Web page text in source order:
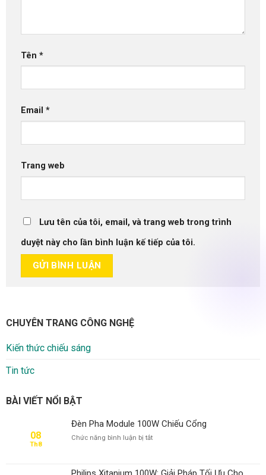
Tên *
Email *
Trang web
Lưu tên của tôi, email, và trang web trong trình
duyệt này cho lần bình luận kế tiếp của tôi.
CHUYÊN TRANG CÔNG NGHỆ
Kiến thức chiếu sáng
Tin tức
BÀI VIẾT NỔI BẬT
08
Th8
Đèn Pha Module 100W Chiếu Cổng
Chức năng bình luận bị tắtở
Module